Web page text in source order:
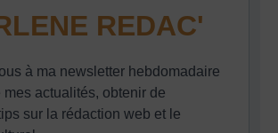
REDAC'
à ma newsletter hebdomadaire
mes actualités, obtenir de
sur la rédaction web et le